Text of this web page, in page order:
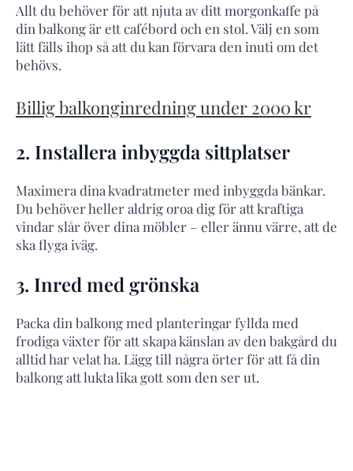
Allt du behöver för att njuta av ditt morgonkaffe på
din balkong är ett cafébord och en stol. Välj en som
lätt fälls ihop så att du kan förvara den inuti om det
behövs.
Billig balkonginredning under 2000 kr
2. Installera inbyggda sittplatser
Maximera dina kvadratmeter med inbyggda bänkar.
Du behöver heller aldrig oroa dig för att kraftiga
vindar slår över dina möbler – eller ännu värre, att de
ska flyga iväg.
3. Inred med grönska
Packa din balkong med planteringar fyllda med
frodiga växter för att skapa känslan av den bakgård du
alltid har velat ha. Lägg till några örter för att få din
balkong att lukta lika gott som den ser ut.